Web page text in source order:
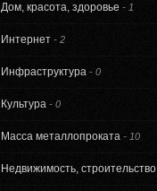
Дом, красота, здоровье - 1
Интернет - 2
Инфраструктура - 0
Культура - 0
Масса металлопроката - 10
Недвижимость, строительство